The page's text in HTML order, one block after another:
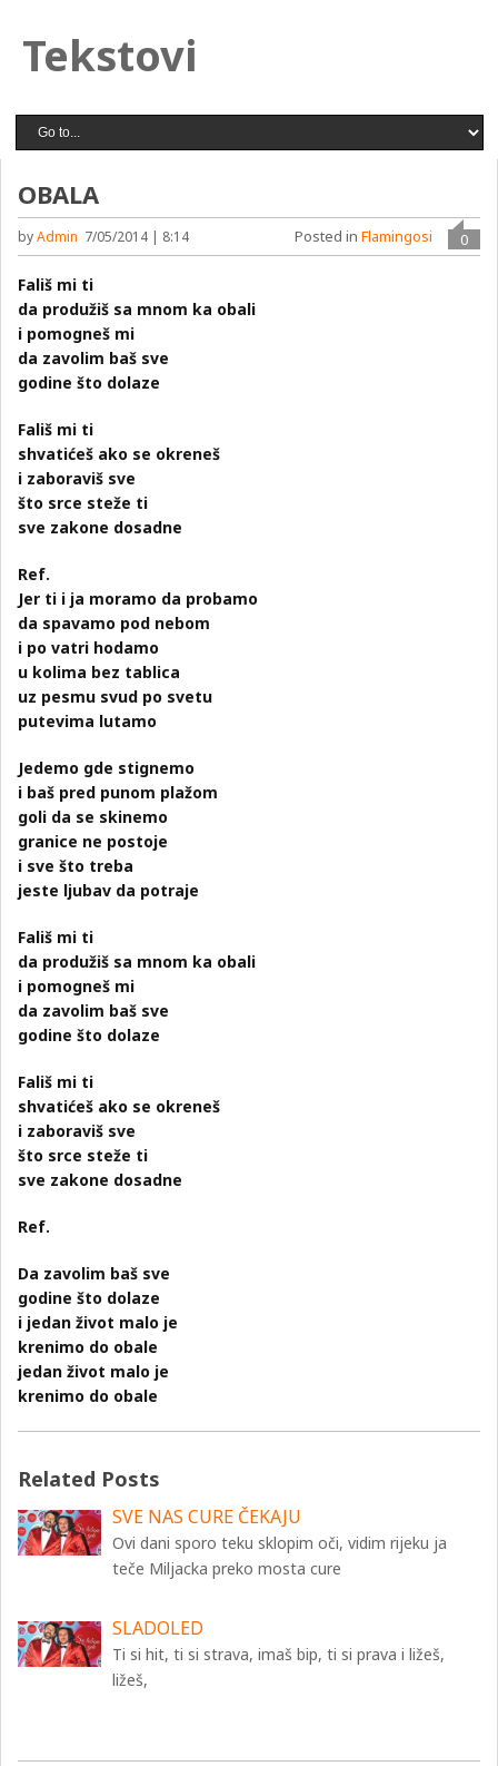
Tekstovi
OBALA
byAdmin 7/05/2014 | 8:14 0
Posted in Flamingosi
Fališ mi ti
da produžiš sa mnom ka obali
i pomogneš mi
da zavolim baš sve
godine što dolaze
Fališ mi ti
shvatićeš ako se okreneš
i zaboraviš sve
što srce steže ti
sve zakone dosadne
Ref.
Jer ti i ja moramo da probamo
da spavamo pod nebom
i po vatri hodamo
u kolima bez tablica
uz pesmu svud po svetu
putevima lutamo
Jedemo gde stignemo
i baš pred punom plažom
goli da se skinemo
granice ne postoje
i sve što treba
jeste ljubav da potraje
Fališ mi ti
da produžiš sa mnom ka obali
i pomogneš mi
da zavolim baš sve
godine što dolaze
Fališ mi ti
shvatićeš ako se okreneš
i zaboraviš sve
što srce steže ti
sve zakone dosadne
Ref.
Da zavolim baš sve
godine što dolaze
i jedan život malo je
krenimo do obale
jedan život malo je
krenimo do obale
Related Posts
SVE NAS CURE ČEKAJU
Ovi dani sporo teku sklopim oči, vidim rijeku ja
teče Miljacka preko mosta cure
SLADOLED
Ti si hit, ti si strava, imaš bip, ti si prava i ližeš,
ližeš,